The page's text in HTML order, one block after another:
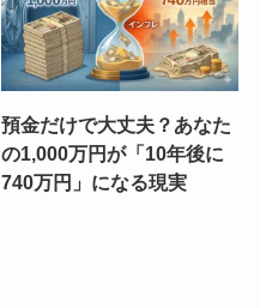
預金だけで大丈夫？あなた
の1,000万円が「10年後に
740万円」になる現実